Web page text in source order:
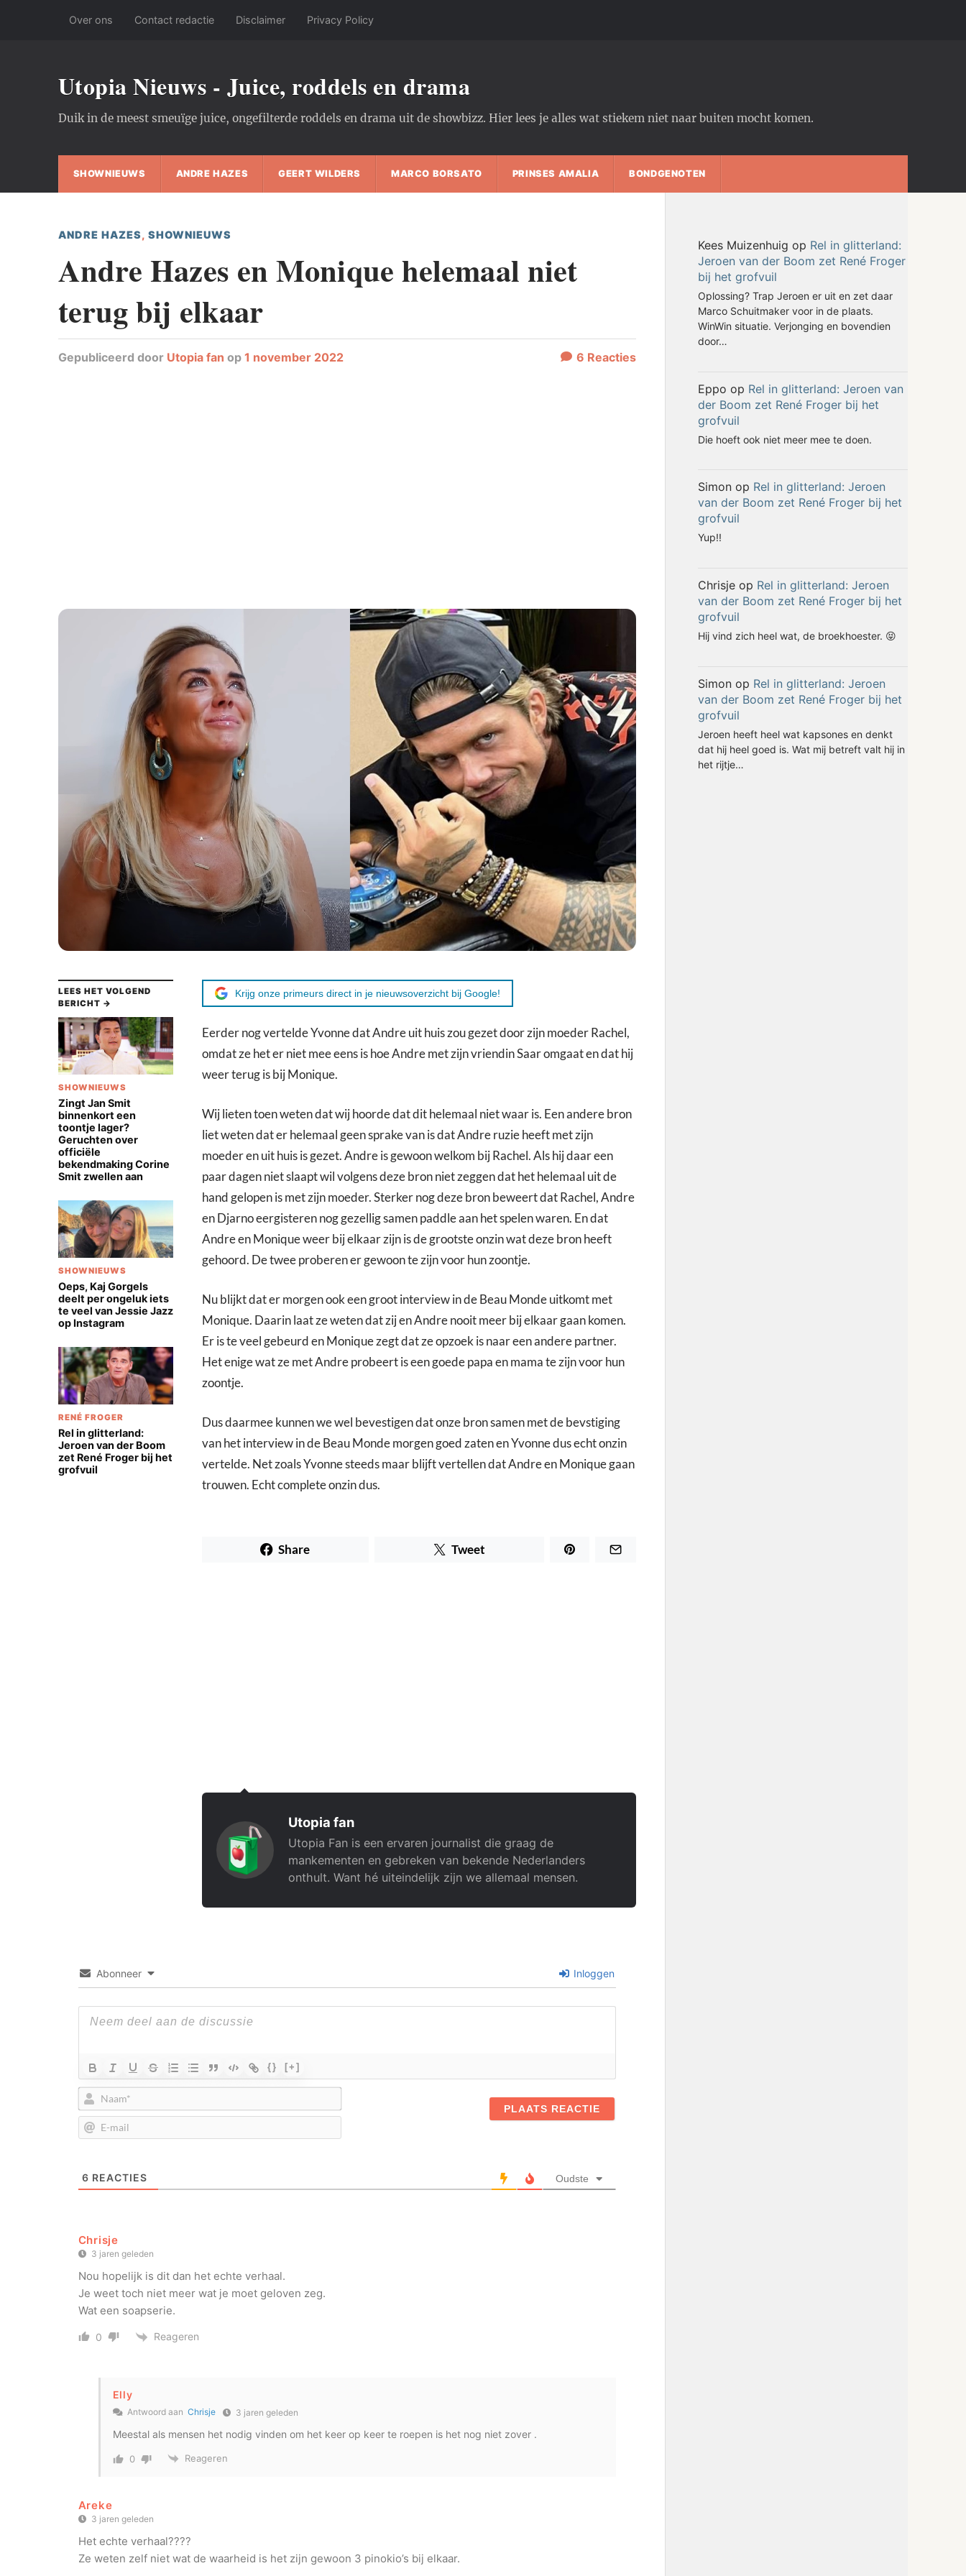
Over ons Contact redactie Disclaimer Privacy Policy
Utopia Nieuws - Juice, roddels en drama
Duik in de meest smeuïge juice, ongefilterde roddels en drama uit de showbizz. Hier lees je alles wat stiekem niet naar buiten mocht komen.
SHOWNIEUWS ANDRE HAZES GEERT WILDERS MARCO BORSATO PRINSES AMALIA BONDGENOTEN
ANDRE HAZES, SHOWNIEUWS
Andre Hazes en Monique helemaal niet
terug bij elkaar
Gepubliceerd door Utopia fan op 1 november 2022 6 Reacties
LEES HET VOLGEND
BERICHT →
SHOWNIEUWS
Zingt Jan Smit
binnenkort een
toontje lager?
Geruchten over
officiële
bekendmaking Corine
Smit zwellen aan
SHOWNIEUWS
Oeps, Kaj Gorgels
deelt per ongeluk iets
te veel van Jessie Jazz
op Instagram
RENÉ FROGER
Rel in glitterland:
Jeroen van der Boom
zet René Froger bij het
grofvuil
Krijg onze primeurs direct in je nieuwsoverzicht bij Google!
Eerder nog vertelde Yvonne dat Andre uit huis zou gezet door zijn moeder Rachel,
omdat ze het er niet mee eens is hoe Andre met zijn vriendin Saar omgaat en dat hij
weer terug is bij Monique.
Wij lieten toen weten dat wij hoorde dat dit helemaal niet waar is. Een andere bron
liet weten dat er helemaal geen sprake van is dat Andre ruzie heeft met zijn
moeder en uit huis is gezet. Andre is gewoon welkom bij Rachel. Als hij daar een
paar dagen niet slaapt wil volgens deze bron niet zeggen dat het helemaal uit de
hand gelopen is met zijn moeder. Sterker nog deze bron beweert dat Rachel, Andre
en Djarno eergisteren nog gezellig samen paddle aan het spelen waren. En dat
Andre en Monique weer bij elkaar zijn is de grootste onzin wat deze bron heeft
gehoord. De twee proberen er gewoon te zijn voor hun zoontje.
Nu blijkt dat er morgen ook een groot interview in de Beau Monde uitkomt met
Monique. Daarin laat ze weten dat zij en Andre nooit meer bij elkaar gaan komen.
Er is te veel gebeurd en Monique zegt dat ze opzoek is naar een andere partner.
Het enige wat ze met Andre probeert is een goede papa en mama te zijn voor hun
zoontje.
Dus daarmee kunnen we wel bevestigen dat onze bron samen met de bevstiging
van het interview in de Beau Monde morgen goed zaten en Yvonne dus echt onzin
vertelde. Net zoals Yvonne steeds maar blijft vertellen dat Andre en Monique gaan
trouwen. Echt complete onzin dus.
Share Tweet
Utopia fan
Utopia Fan is een ervaren journalist die graag de
mankementen en gebreken van bekende Nederlanders
onthult. Want hé uiteindelijk zijn we allemaal mensen.
Abonneer Inloggen
{} [+]
Naam*
mail
6 REACTIES Oudste
Chrisje
3 jaren geleden
Nou hopelijk is dit dan het echte verhaal.
Je weet toch niet meer wat je moet geloven zeg.
Wat een soapserie.
0 Reageren
Elly
Antwoord aan Chrisje 3 jaren geleden
Meestal als mensen het nodig vinden om het keer op keer te roepen is het nog niet zover .
0 Reageren
Areke
3 jaren geleden
Het echte verhaal????
Ze weten zelf niet wat de waarheid is het zijn gewoon 3 pinokio’s bij elkaar.
Kees Muizenhuig op Rel in glitterland:
Jeroen van der Boom zet René Froger
bij het grofvuil
Oplossing? Trap Jeroen er uit en zet daar
Marco Schuitmaker voor in de plaats.
WinWin situatie. Verjonging en bovendien
door…
Eppo op Rel in glitterland: Jeroen van
der Boom zet René Froger bij het
grofvuil
Die hoeft ook niet meer mee te doen.
Simonop Rel in glitterland: Jeroen
van der Boom zet René Froger bij het
grofvuil
Yup!!
Chrisjeop Rel in glitterland: Jeroen
van der Boom zet René Froger bij het
grofvuil
Hij vind zich heel wat, de broekhoester. 😝
Simonop Rel in glitterland: Jeroen
van der Boom zet René Froger bij het
grofvuil
Jeroen heeft heel wat kapsones en denkt
dat hij heel goed is. Wat mij betreft valt hij in
het rijtje…